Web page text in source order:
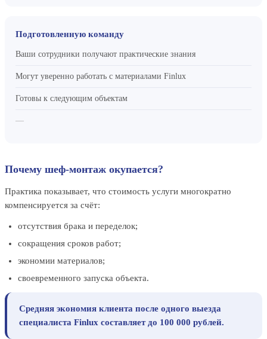
Подготовленную команду
Ваши сотрудники получают практические знания
Могут уверенно работать с материалами Finlux
Готовы к следующим объектам
—
Почему шеф-монтаж окупается?
Практика показывает, что стоимость услуги многократно
компенсируется за счёт:
отсутствия брака и переделок;
сокращения сроков работ;
экономии материалов;
своевременного запуска объекта.
Средняя экономия клиента после одного выезда
специалиста Finlux составляет до 100 000 рублей.